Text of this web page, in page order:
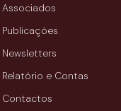
Associados
Publicações
Newsletters
Relatório e Contas
Contactos